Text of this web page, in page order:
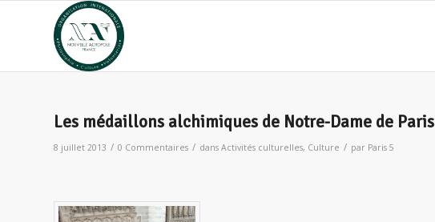
Les médaillons alchimiques de Notre-Dame de Paris
8 juillet 2013 / 0 Commentaires / dans Activités culturelles, Culture / par Paris 5